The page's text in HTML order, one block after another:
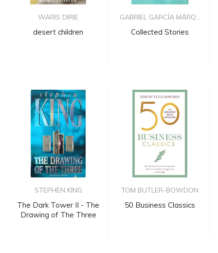
WARIS DIRIE
desert children
GABRIEL GARCÍA MÁRQ...
Collected Stories
STEPHEN KING
The Dark Tower II - The
Drawing of The Three
TOM BUTLER-BOWDON
50 Business Classics